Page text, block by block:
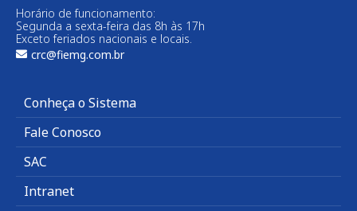
Horário de funcionamento:
Segunda a sexta-feira das 8h às 17h
Exceto feriados nacionais e locais.
crc@fiemg.com.br
Conheça o Sistema
Fale Conosco
SAC
Intranet